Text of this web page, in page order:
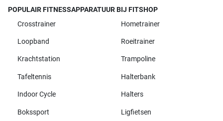
POPULAIR FITNESSAPPARATUUR BIJ FITSHOP
Crosstrainer
Hometrainer
Loopband Roeitrainer
Krachtstation Trampoline
Tafeltennis Halterbank
Indoor Cycle Halters
Bokssport Ligfietsen